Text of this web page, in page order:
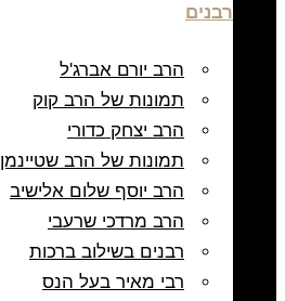
רבנים
הרב יורם אברג'ל
תמונות של הרב קוק
הרב יצחק כדורי
תמונות של הרב שטיינמן
הרב יוסף שלום אלישיב
הרב מרדכי שרעבי
רבנים בשילוב ברכות
רבי מאיר בעל הנס